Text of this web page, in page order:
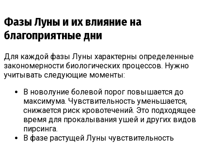
Фазы Луны и их влияние на
благоприятные дни
Для каждой фазы Луны характерны определенные
закономерности биологических процессов. Нужно
учитывать следующие моменты:
В новолуние болевой порог повышается до
максимума. Чувствительность уменьшается,
снижается риск кровотечений. Это подходящее
время для прокалывания ушей и других видов
пирсинга.
В фазе растущей Луны чувствительность